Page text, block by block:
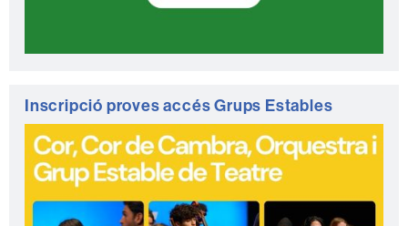
Inscripció proves accés Grups Estables